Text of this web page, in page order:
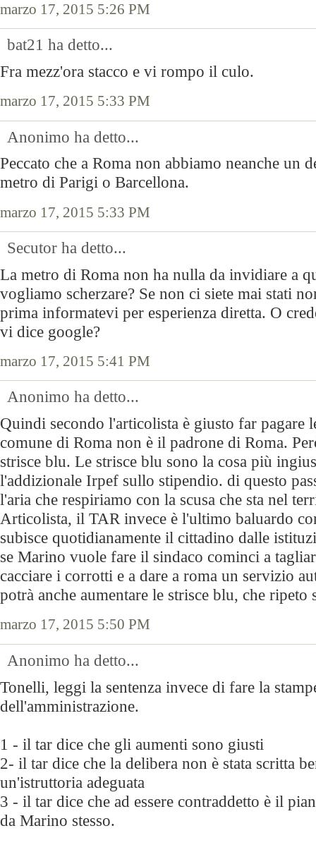
marzo 17, 2015 5:26 PM
bat21 ha detto...
Fra mezz'ora stacco e vi rompo il culo.
marzo 17, 2015 5:33 PM
Anonimo ha detto...
Peccato che a Roma non abbiamo neanche un
metro di Parigi o Barcellona.
marzo 17, 2015 5:33 PM
Secutor ha detto...
La metro di Roma non ha nulla da invidiare a
vogliamo scherzare? Se non ci siete mai stati
prima informatevi per esperienza diretta. O
vi dice google?
marzo 17, 2015 5:41 PM
Anonimo ha detto...
Quindi secondo l'articolista è giusto far pagare
comune di Roma non è il padrone di Roma.
strisce blu. Le strisce blu sono la cosa più
l'addizionale Irpef sullo stipendio. di questo
l'aria che respiriamo con la scusa che sta nel
Articolista, il TAR invece è l'ultimo baluardo
subisce quotidianamente il cittadino dalle
se Marino vuole fare il sindaco cominci a
cacciare i corrotti e a dare a roma un servizio
potrà anche aumentare le strisce blu, che ripeto
marzo 17, 2015 5:50 PM
Anonimo ha detto...
Tonelli, leggi la sentenza invece di fare la
dell'amministrazione.
1 - il tar dice che gli aumenti sono giusti
2- il tar dice che la delibera non è stata scritta
un'istruttoria adeguata
3 - il tar dice che ad essere contraddetto è il
da Marino stesso.